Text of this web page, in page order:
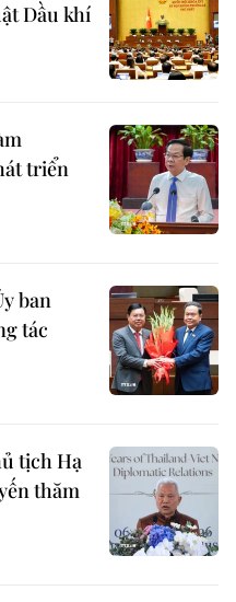
Dầu khí
triển
ban
tác
tịch Hạ
thăm